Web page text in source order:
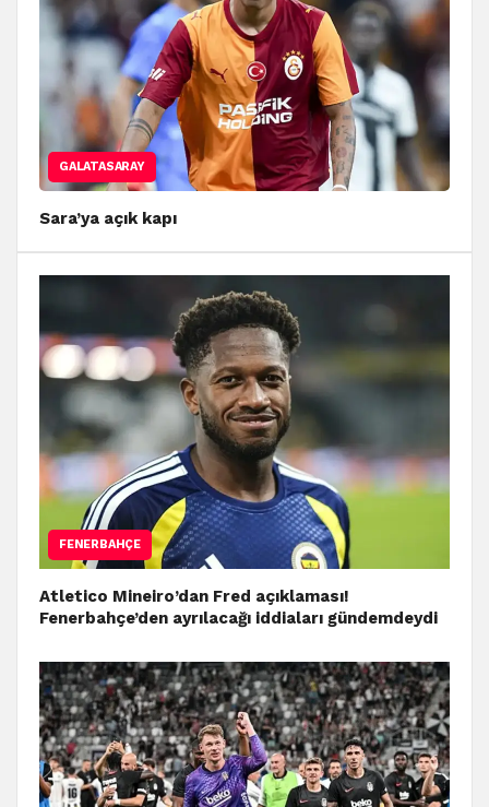
GALATASARAY
Sara’ya açık kapı
FENERBAHÇE
Atletico Mineiro’dan Fred açıklaması!
Fenerbahçe’den ayrılacağı iddiaları gündemdeydi